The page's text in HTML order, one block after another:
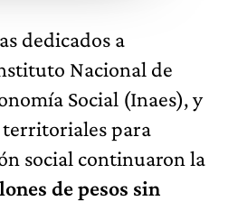
dedicados a
Nacional de
Social (Inaes), y
territoriales para
social continuaron la
de pesos sin